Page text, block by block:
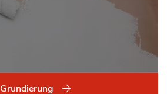
Grundierung